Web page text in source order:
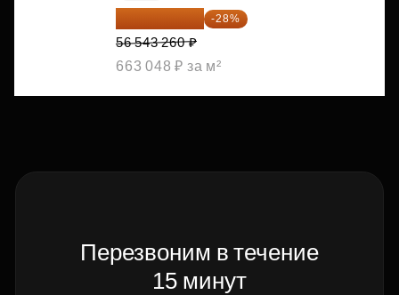
40 711 147 ₽ -28%
56 543 260 ₽
663 048 ₽ за м²
Перезвоним в течение
15 минут